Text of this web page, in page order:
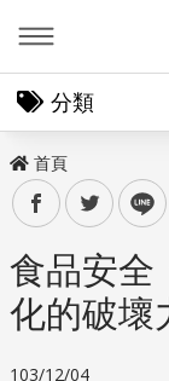
分類
首頁
facebooktwitter line
食品安全
化的破壞
103/12/04